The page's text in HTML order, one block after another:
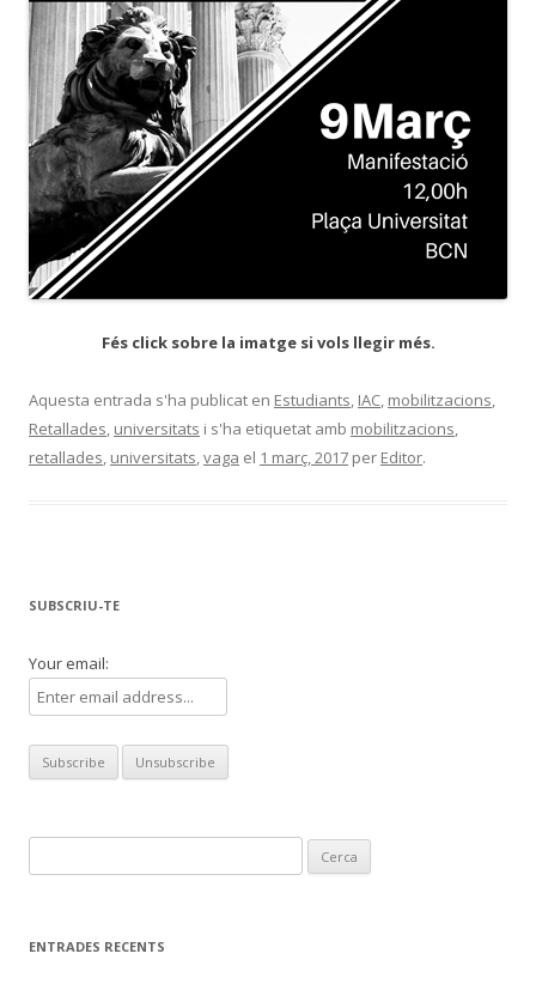
Fés click sobre la imatge si vols llegir més.
Aquesta entrada s'ha publicat en Estudiants, IAC, mobilitzacions,
Retallades, universitats i s'ha etiquetat amb mobilitzacions,
retallades, universitats,vaga el 1 març, 2017 per Editor.
SUBSCRIU-TE
Your email:
ENTRADES RECENTS